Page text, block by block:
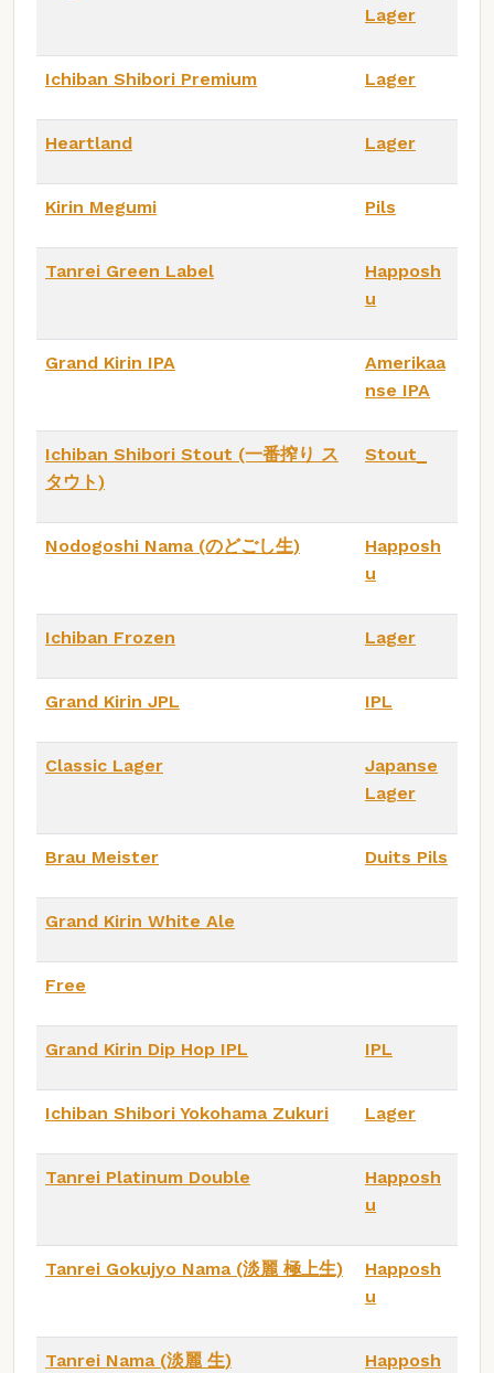
Lager
Ichiban Shibori Premium Lager
Heartland Lager
Kirin Megumi Pils
Tanrei Green Label
Happosh
u
Grand Kirin IPA
Amerikaa
nse IPA
Ichiban Shibori Stout (一番搾り ス
タウト)
Stout_
Nodogoshi Nama (のどごし生)
Happosh
u
Ichiban Frozen Lager
Grand Kirin JPL IPL
Classic Lager
Japanse
Lager
Brau Meister Duits Pils
Grand Kirin White Ale
Free
Grand Kirin Dip Hop IPL IPL
Ichiban Shibori Yokohama Zukuri Lager
Tanrei Platinum Double
Happosh
u
Tanrei Gokujyo Nama (淡麗 極上生)
Happosh
u
Tanrei Nama (淡麗 生)
Happosh